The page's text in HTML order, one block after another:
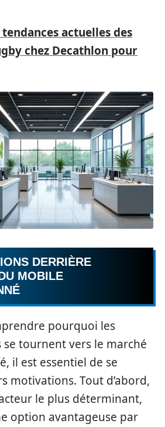
tendances actuelles des
chez Decathlon pour
DERRIÈRE
MOBILE
pourquoi les
tournent vers le marché
il est essentiel de se
motivations. Tout d’abord,
le plus déterminant,
option avantageuse par